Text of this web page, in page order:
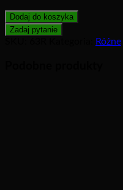
Dodaj do koszyka
Różne